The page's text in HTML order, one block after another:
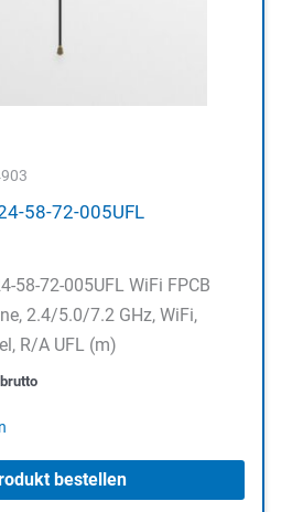
58-72-005UFL
58-72-005UFL WiFi FPCB
2.4/5.0/7.2 GHz, WiFi,
R/A UFL (m)
brutto
bestellen